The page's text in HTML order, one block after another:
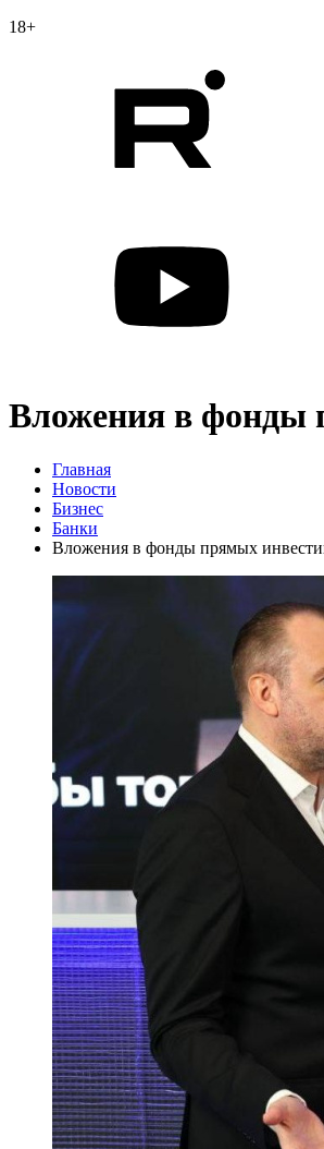
18+
Вложения в фонды
Главная
Новости
Бизнес
Банки
Вложения в фонды прямых